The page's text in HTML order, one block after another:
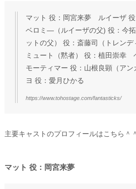
マット 役：岡宮来夢 ルイーザ
ベロミ―（ルイーザの父) 役：今
ットの父） 役：斎藤司（トレンデ
ミュート（黙者） 役：植田崇幸
モーティマー 役：山根良顕（ア
ヨ 役：愛月ひかる
https://www.tohostage.com/fantasticks/
主要キャストのプロフィールはこちら＾＾
マット 役：岡宮来夢